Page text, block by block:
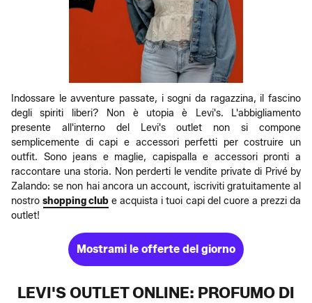
Indossare le avventure passate, i sogni da ragazzina, il fascino
degli spiriti liberi? Non è utopia è Levi's. L'abbigliamento
presente all'interno del Levi's outlet non si compone
semplicemente di capi e accessori perfetti per costruire un
outfit. Sono jeans e maglie, capispalla e accessori pronti a
raccontare una storia. Non perderti le vendite private di Privé by
Zalando: se non hai ancora un account, iscriviti gratuitamente al
nostroshopping club e acquista i tuoi capi del cuore a prezzi da
outlet!
Mostrami le offerte del giorno
LEVI'S OUTLET ONLINE: PROFUMO DI